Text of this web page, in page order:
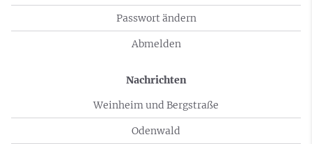
Passwort ändern
Abmelden
Nachrichten
Weinheim und Bergstraße
Odenwald